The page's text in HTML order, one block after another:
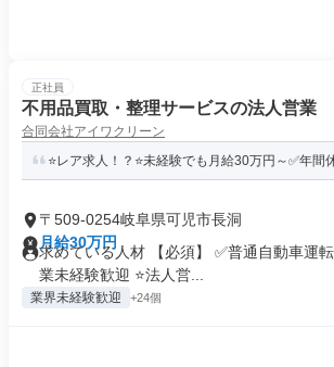
正社員
不用品買取・整理サービスの法人営業
合同会社アイワクリーン
⭐レア求人！？⭐未経験でも月給30万円～✅年間
〒509-0254岐阜県可児市長洞
月給30万円
求めている人材 【必須】 ✅普通自動車運
業未経験歓迎 ⭐法人営...
業界未経験歓迎 +24個